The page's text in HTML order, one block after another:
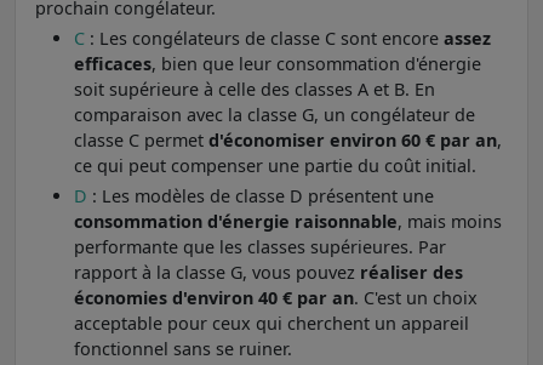
prochain congélateur.
C : Les congélateurs de classe C sont encore assez
efficaces, bien que leur consommation d'énergie
soit supérieure à celle des classes A et B. En
comparaison avec la classe G, un congélateur de
classe C permet d'économiser environ 60 € par an,
ce qui peut compenser une partie du coût initial.
D : Les modèles de classe D présentent une
consommation d'énergie raisonnable, mais moins
performante que les classes supérieures. Par
rapport à la classe G, vous pouvez réaliser des
économies d'environ 40 € par an. C'est un choix
acceptable pour ceux qui cherchent un appareil
fonctionnel sans se ruiner.